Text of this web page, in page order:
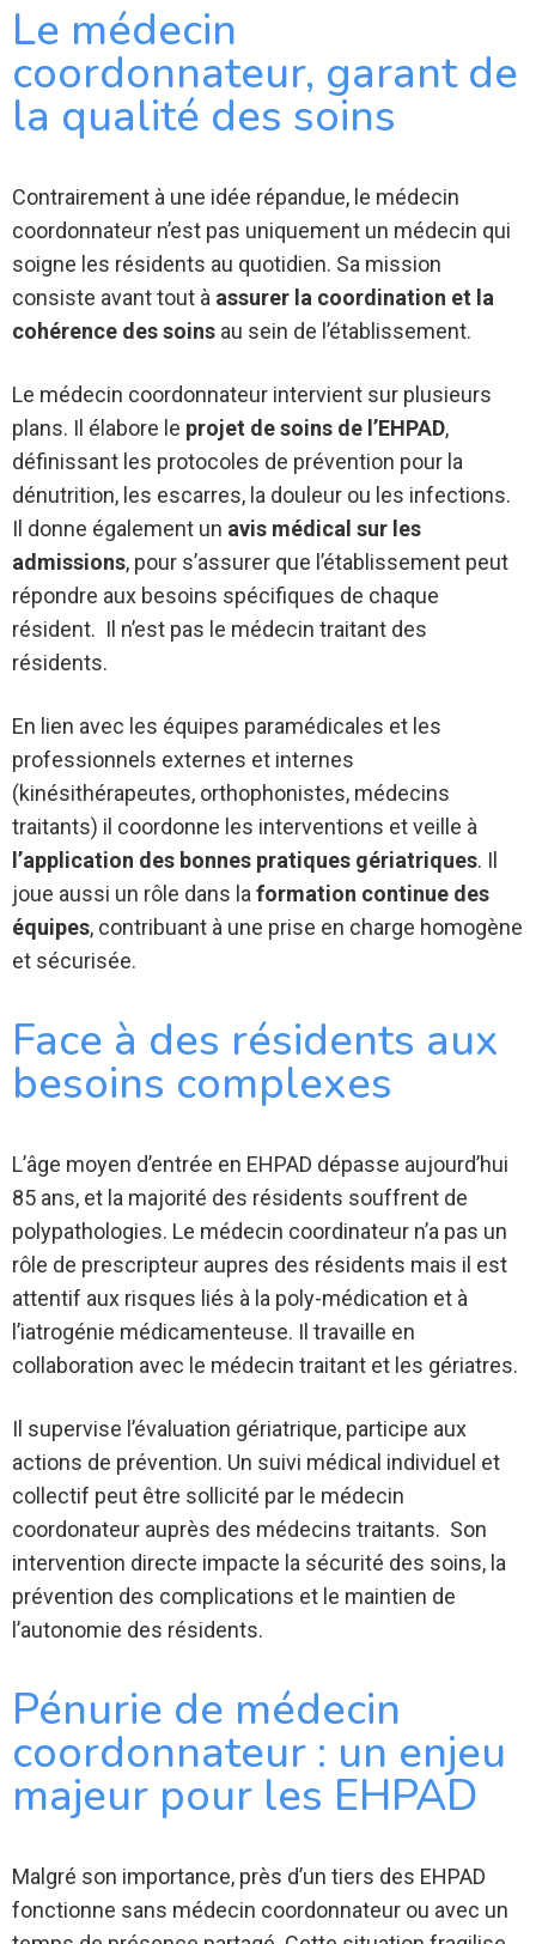
Le médecin
coordonnateur, garant de
la qualité des soins
Contrairement à une idée répandue, le médecin
coordonnateur n’est pas uniquement un médecin qui
soigne les résidents au quotidien. Sa mission
consiste avant tout à assurer la coordination et la
cohérence des soins au sein de l’établissement.
Le médecin coordonnateur intervient sur plusieurs
plans. Il élabore le projet de soins de l’EHPAD,
définissant les protocoles de prévention pour la
dénutrition, les escarres, la douleur ou les infections.
Il donne également un avis médical sur les
admissions, pour s’assurer que l’établissement peut
répondre aux besoins spécifiques de chaque
résident. Il n’est pas le médecin traitant des
résidents.
En lien avec les équipes paramédicales et les
professionnels externes et internes
(kinésithérapeutes, orthophonistes, médecins
traitants) il coordonne les interventions et veille à
l’application des bonnes pratiques gériatriques. Il
joue aussi un rôle dans laformation continue des
équipes, contribuant à une prise en charge homogène
et sécurisée.
Face à des résidents aux
besoins complexes
L’âge moyen d’entrée en EHPAD dépasse aujourd’hui
85 ans, et la majorité des résidents souffrent de
polypathologies. Le médecin coordinateur n’a pas un
rôle de prescripteur aupres des résidents mais il est
attentif aux risques liés à la poly-médication et à
l’iatrogénie médicamenteuse. Il travaille en
collaboration avec le médecin traitant et les gériatres.
Il supervise l’évaluation gériatrique, participe aux
actions de prévention. Un suivi médical individuel et
collectif peut être sollicité par le médecin
coordonateur auprès des médecins traitants. Son
intervention directe impacte la sécurité des soins, la
prévention des complications et le maintien de
l’autonomie des résidents.
Pénurie de médecin
coordonnateur : un enjeu
majeur pour les EHPAD
Malgré son importance, près d’un tiers des EHPAD
fonctionne sans médecin coordonnateur ou avec un